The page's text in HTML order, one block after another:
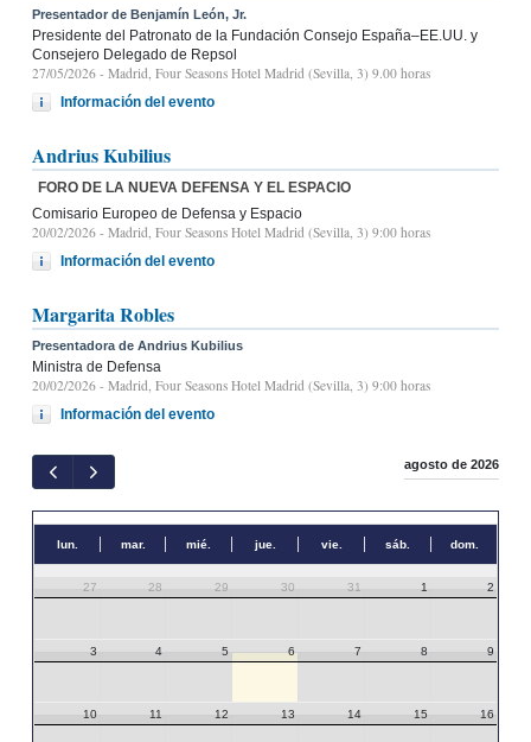
Presentador de Benjamín León, Jr.
Presidente del Patronato de la Fundación Consejo España–EE.UU. y
Consejero Delegado de Repsol
27/05/2026 - Madrid, Four Seasons Hotel Madrid (Sevilla, 3) 9.00 horas
Información del evento
Andrius Kubilius
FORO DE LA NUEVA DEFENSA Y EL ESPACIO
Comisario Europeo de Defensa y Espacio
20/02/2026 - Madrid, Four Seasons Hotel Madrid (Sevilla, 3) 9:00 horas
Información del evento
Margarita Robles
Presentadora de Andrius Kubilius
Ministra de Defensa
20/02/2026 - Madrid, Four Seasons Hotel Madrid (Sevilla, 3) 9:00 horas
Información del evento
agosto de 2026
lun. mar. mié. jue. vie. sáb. dom.
27 28 29 30 31 1 2
3 4 5 6 7 8 9
10 11 12 13 14 15 16